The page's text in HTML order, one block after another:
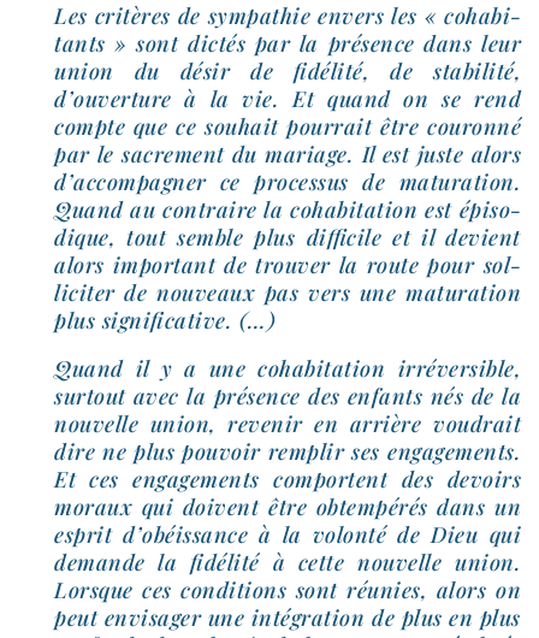
Les cri­tères de sym­pa­thie envers les « coha­bi­
tants » sont dic­tés par la pré­sence dans leur
union du désir de fidé­li­té, de sta­bi­li­té,
d’ouverture à la vie. Et quand on se rend
compte que ce sou­hait pour­rait être cou­ron­né
par le sacre­ment du mariage. Il est juste alors
d’accompagner ce pro­ces­sus de matu­ra­tion.
Quand au contraire la coha­bi­ta­tion est épi­so­
dique, tout semble plus dif­fi­cile et il devient
alors impor­tant de trou­ver la route pour sol­
li­ci­ter de nou­veaux pas vers une matu­ra­tion
plus significative. (…)
Quand il y a une coha­bi­ta­tion irré­ver­sible,
sur­tout avec la pré­sence des enfants nés de la
nou­velle union, reve­nir en arrière vou­drait
dire ne plus pou­voir rem­plir ses enga­ge­ments.
Et ces enga­ge­ments com­portent des devoirs
moraux qui doivent être obtem­pé­rés dans un
esprit d’obéissance à la volon­té de Dieu qui
demande la fidé­li­té à cette nou­velle union.
Lorsque ces condi­tions sont réunies, alors on
peut envi­sa­ger une inté­gra­tion de plus en plus